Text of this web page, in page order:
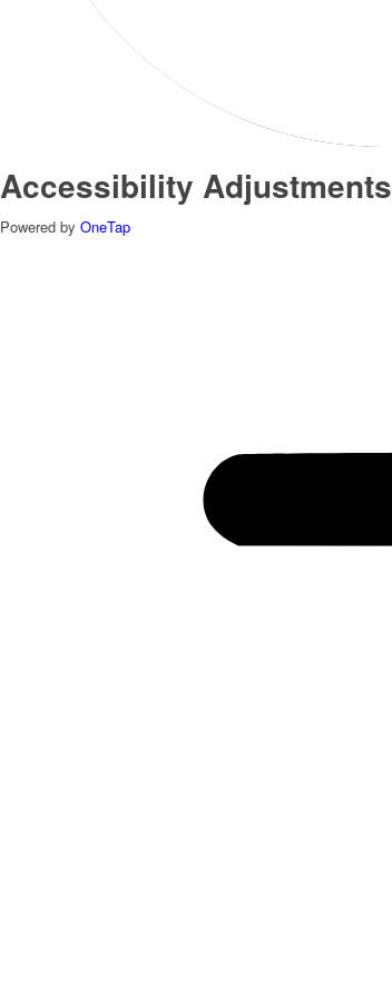
Accessibility Adjustments
Powered by OneTap